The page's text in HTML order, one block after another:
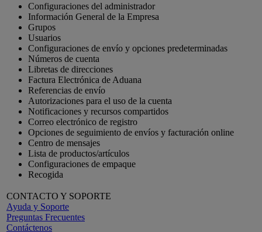
Configuraciones del administrador
Información General de la Empresa
Grupos
Usuarios
Configuraciones de envío y opciones predeterminadas
Números de cuenta
Libretas de direcciones
Factura Electrónica de Aduana
Referencias de envío
Autorizaciones para el uso de la cuenta
Notificaciones y recursos compartidos
Correo electrónico de registro
Opciones de seguimiento de envíos y facturación online
Centro de mensajes
Lista de productos/artículos
Configuraciones de empaque
Recogida
CONTACTO Y SOPORTE
Ayuda y Soporte
Preguntas Frecuentes
Contáctenos